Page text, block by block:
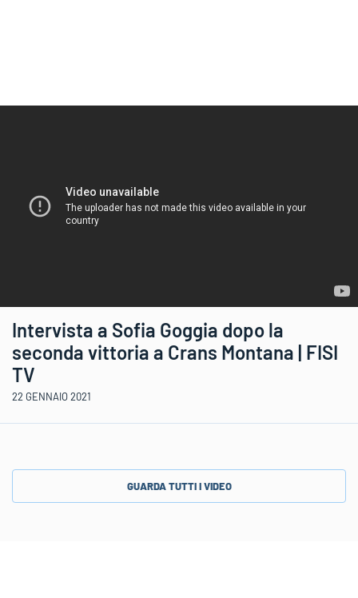
Intervista a Sofia Goggia dopo la
seconda vittoria a Crans Montana | FISI
TV
22 GENNAIO 2021
GUARDA TUTTI I VIDEO